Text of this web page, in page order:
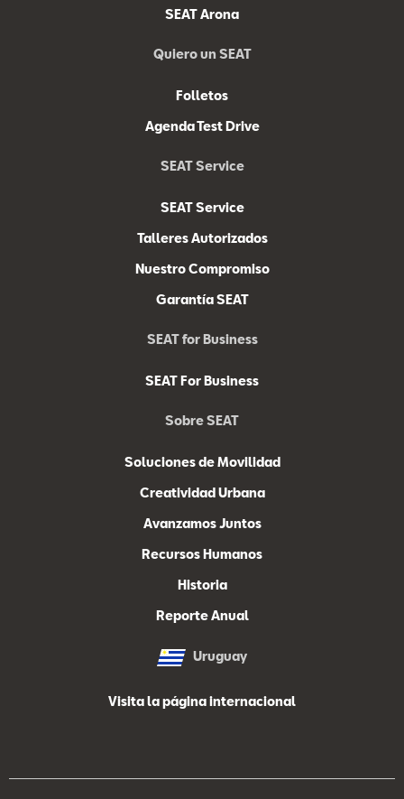
SEAT Arona
Quiero un SEAT
Folletos
Agenda Test Drive
SEAT Service
SEAT Service
Talleres Autorizados
Nuestro Compromiso
Garantía SEAT
SEAT for Business
SEAT For Business
Sobre SEAT
Soluciones de Movilidad
Creatividad Urbana
Avanzamos Juntos
Recursos Humanos
Historia
Reporte Anual
Uruguay
Visita la página internacional